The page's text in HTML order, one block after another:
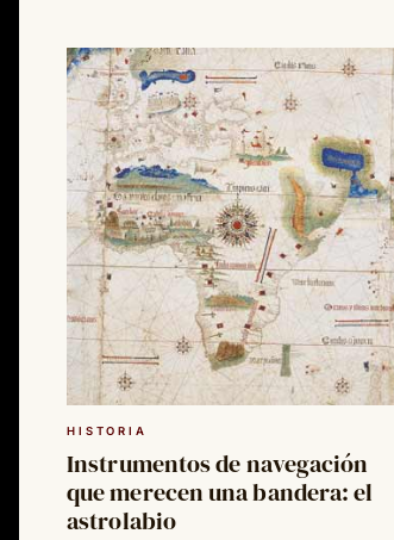
HISTORIA
Instrumentos de navegación
que merecen una bandera: el
astrolabio